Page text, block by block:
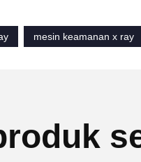
mesin keamanan x ray